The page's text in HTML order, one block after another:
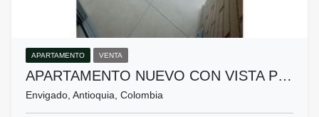
APARTAMENTO VENTA
APARTAMENTO NUEVO CON VISTA P…
Envigado, Antioquia, Colombia